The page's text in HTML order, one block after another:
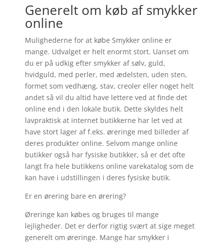
Generelt om køb af smykker
online
Mulighederne for at købe Smykker online er
mange. Udvalget er helt enormt stort. Uanset om
du er på udkig efter smykker af sølv, guld,
hvidguld, med perler, med ædelsten, uden sten,
formet som vedhæng, stav, creoler eller noget helt
andet så vil du altid have lettere ved at finde det
online end i den lokale butik. Dette skyldes helt
lavpraktisk at internet butikkerne har let ved at
have stort lager af f.eks. øreringe med billeder af
deres produkter online. Selvom mange online
butikker også har fysiske butikker, så er det ofte
langt fra hele butikkens online varekatalog som de
kan have i udstillingen i deres fysiske butik.
Er en ørering bare en ørering?
Øreringe kan købes og bruges til mange
lejligheder. Det er derfor rigtig svært at sige meget
generelt om øreringe. Mange har smykker i